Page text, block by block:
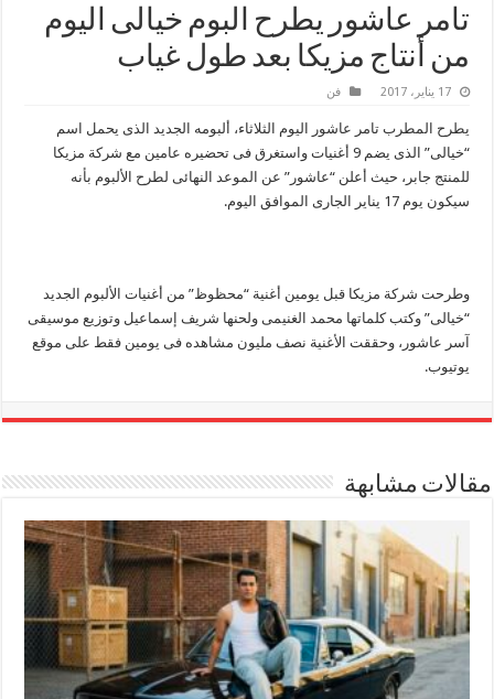
تامر عاشور يطرح البوم خيالى اليوم
من أنتاج مزيكا بعد طول غياب
17 يناير، 2017 فن
يطرح المطرب تامر عاشور اليوم الثلاثاء، ألبومه الجديد الذى يحمل اسم
“خيالى” الذى يضم 9 أغنيات واستغرق فى تحضيره عامين مع شركة مزيكا
للمنتج جابر، حيث أعلن “عاشور” عن الموعد النهائى لطرح الألبوم بأنه
سيكون يوم 17 يناير الجارى الموافق اليوم.
وطرحت شركة مزيكا قبل يومين أغنية “محظوظ” من أغنيات الألبوم الجديد
“خيالى” وكتب كلماتها محمد الغنيمى ولحنها شريف إسماعيل وتوزيع موسيقى
آسر عاشور، وحققت الأغنية نصف مليون مشاهده فى يومين فقط على موقع
يوتيوب.
مقالات مشابهة